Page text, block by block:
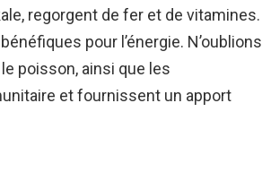
regorgent de fer et de vitamines.
pour l’énergie. N’oublions
poisson, ainsi que les
et fournissent un apport